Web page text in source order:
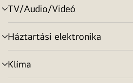
TV/Audio/Videó
menu
toggle
Háztartási elektronika
menu
toggle
Klíma
menu
toggle